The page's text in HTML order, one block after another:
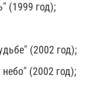
(1999 год);
(2002 год);
(2002 год);